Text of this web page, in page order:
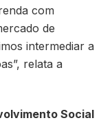
com
de
intermediar a
relata a
Social